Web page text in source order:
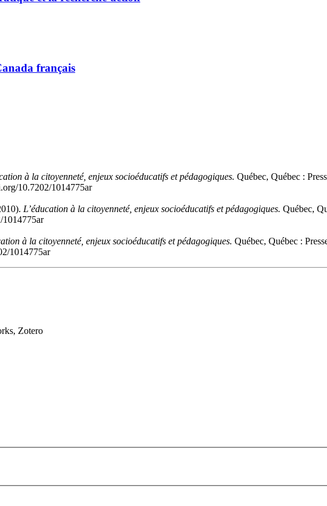
français
à la citoyenneté, enjeux socioéducatifs et pédagogiques. Québec, Québec :
10.7202/1014775ar
L’éducation à la citoyenneté, enjeux socioéducatifs et pédagogiques. Québec,
1014775ar
à la citoyenneté, enjeux socioéducatifs et pédagogiques. Québec, Québec :
1014775ar
Zotero